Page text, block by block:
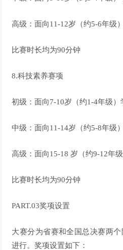
高级：面向11-12岁（约5-6年级
比赛时长均为90分钟
8.科技素养赛项
初级：面向7-10岁（约1-4年级）
中级：面向11-14岁（约5-8年级
高级：面向15-18 岁（约9-12年
比赛时长均为90分钟
PART.03奖项设置
大赛分为省赛和全国总决赛两个
进行。奖项设置如下：